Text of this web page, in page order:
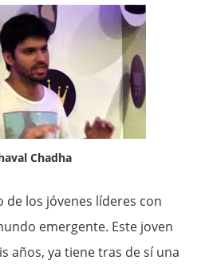
Chadha
de los jóvenes líderes con
emergente. Este joven
años, ya tiene tras de sí una